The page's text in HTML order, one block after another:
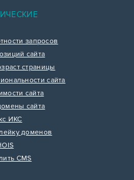
запросов
сайта
страницы
сайта
сайта
сайта
ИКС
доменов
CMS